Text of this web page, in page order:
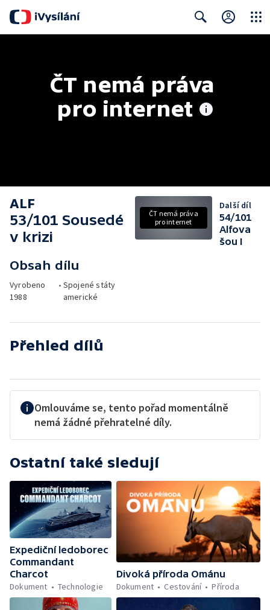
ČT nemá práva
pro internet
ALF
53/101 Sousedé
v krizi
Obsah dílu
Vyrobeno
1988
• Spojené státy
americké
ČT nemá práva
pro internet
Další díl
54/101
Alfova
šou I
Přehled dílů
Omlouváme se, tento pořad momentálně
nemá žádné přehratelné díly.
Ostatní také sledují
Expediční ledoborec
Commandant
Charcot
Dokument
Technologie
Divoká příroda Ománu
Dokument
Cestování Příroda